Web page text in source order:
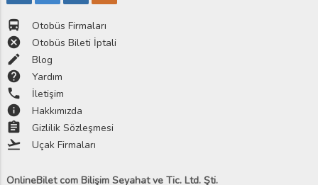
directions_bus Otobüs Firmaları
cancel Otobüs Bileti İptali
edit Blog
help Yardım
phone İletişim
info Hakkımızda
assignment Gizlilik Sözleşmesi
flight_takeoff Uçak Firmaları
OnlineBilet com Bilişim Seyahat ve Tic. Ltd. Şti.